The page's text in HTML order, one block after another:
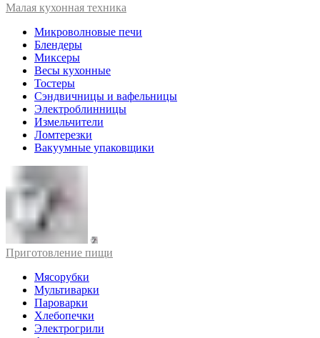
Малая кухонная техника
Микроволновые печи
Блендеры
Миксеры
Весы кухонные
Тостеры
Сэндвичницы и вафельницы
Электроблинницы
Измельчители
Ломтерезки
Вакуумные упаковщики
Приготовление пищи
Мясорубки
Мультиварки
Пароварки
Хлебопечки
Электрогрили